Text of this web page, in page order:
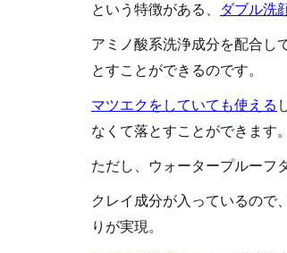
という特徴がある、 ダブル洗
アミノ酸系洗浄成分を配合し
とすことができるのです。
マツエクをしていても使える
なくて落とすことができます。
ただし、ウォータープルーフ
クレイ成分が入っているので
りが実現。